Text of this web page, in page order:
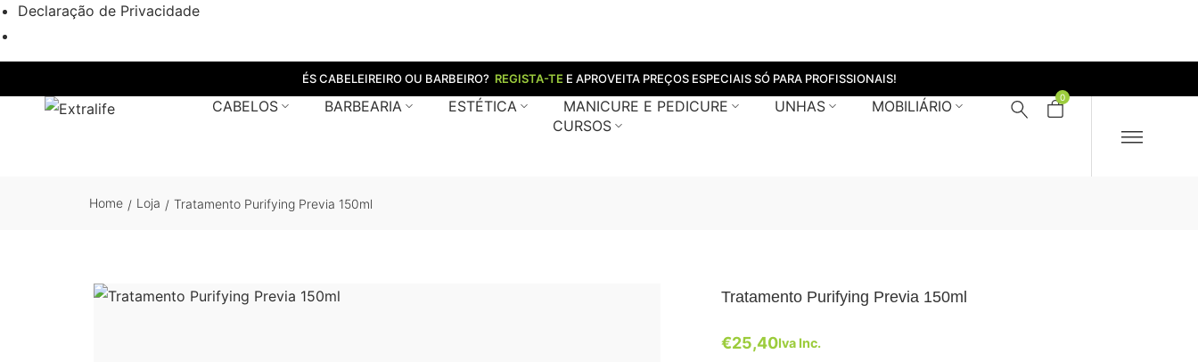
Declaração de Privacidade
ÉS CABELEIREIRO OU BARBEIRO? REGISTA-TE E APROVEITA PREÇOS ESPECIAIS SÓ PARA PROFISSIONAIS!
CABELOS BARBEARIA ESTÉTICA MANICURE E PEDICURE UNHAS
MOBILIÁRIO
CURSOS
0
Home / Loja / Tratamento Purifying Previa 150ml
Tratamento Purifying Previa 150ml
€25,40Iva Inc.